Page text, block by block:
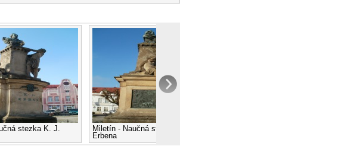
stezka K. J.
Miletín - Naučná stezka K. J.
Erbena